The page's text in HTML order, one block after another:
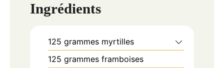
Ingrédients
125 grammes myrtilles
125 grammes framboises